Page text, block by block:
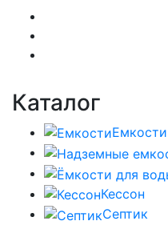
Каталог
Емкости
Кессон
Септик